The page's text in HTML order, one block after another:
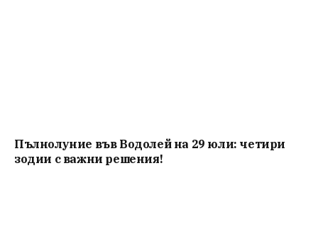
Пълнолуние във Водолей на 29 юли: четири
зодии с важни решения!